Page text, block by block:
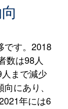
です。2018
数は98人
人まで減少
にあり、
年には6